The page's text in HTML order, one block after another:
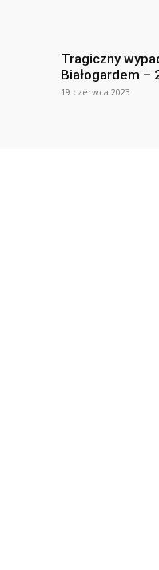
Tragiczny
Białogardem –
19 czerwca 2023